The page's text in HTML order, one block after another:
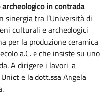
archeologico in contrada
sinergia tra l’Università di
culturali e archeologici
per la produzione ceramica
a.C. e che insiste su uno
A dirigere i lavori la
e la dott.ssa Angela